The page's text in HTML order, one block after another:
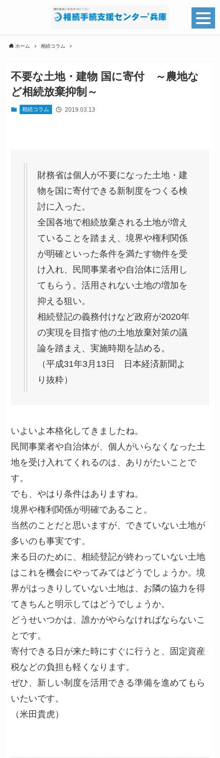
ホーム 相続コラム
不要な土地・建物 国に寄付 ～農地な
ど相続放棄抑制～
相続コラム 2019.03.13
財務省は個人が不要になった土地・建
物を国に寄付できる新制度をつくる検
討に入った。
全国各地で相続放棄される土地が増え
ていることを踏まえ、境界や権利関係
が明確といった条件を満たす物件を受
け入れ、民間事業者や自治体に活用し
てもらう。活用されない土地の増加を
抑える狙い。
相続登記の義務付けなど政府が2020年
の実現を目指す他の土地放棄対策の議
論を踏まえ、実施時期を詰める。
（平成31年3月13日 日本経済新聞よ
り抜粋）
いよいよ本格化してきましたね。
民間事業者や自治体が、個人がいらなくなった土
地を受け入れてくれるのは、ありがたいことで
す。
でも、やはり条件はありますね。
境界や権利関係が明確であること。
当然のことだと思いますが、できていない土地が
多いのも事実です。
来る日のために、相続登記が終わっていない土地
はこれを機会にやってみてはどうでしょうか。境
界がはっきりしていない土地は、お隣の協力を得
てきちんと明示してはどうでしょうか。
どうせいつかは、誰かがやらなければならないこ
とです。
寄付できる日が来た時にすぐに行うと、固定資産
税などの負担も軽くなります。
ぜひ、新しい制度を活用できる準備を進めてもら
いたいです。
（米田貴虎）